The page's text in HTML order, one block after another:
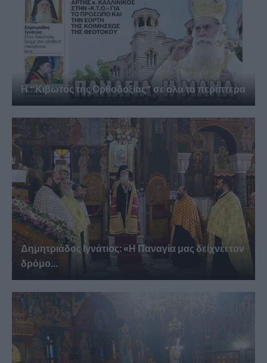
Η “Κιβωτός της Ορθοδοξίας” σε όλα τα περίπτερα
Δημητριάδος Ιγνάτιος: «Η Παναγία μας δείχνει τον
δρόμο...